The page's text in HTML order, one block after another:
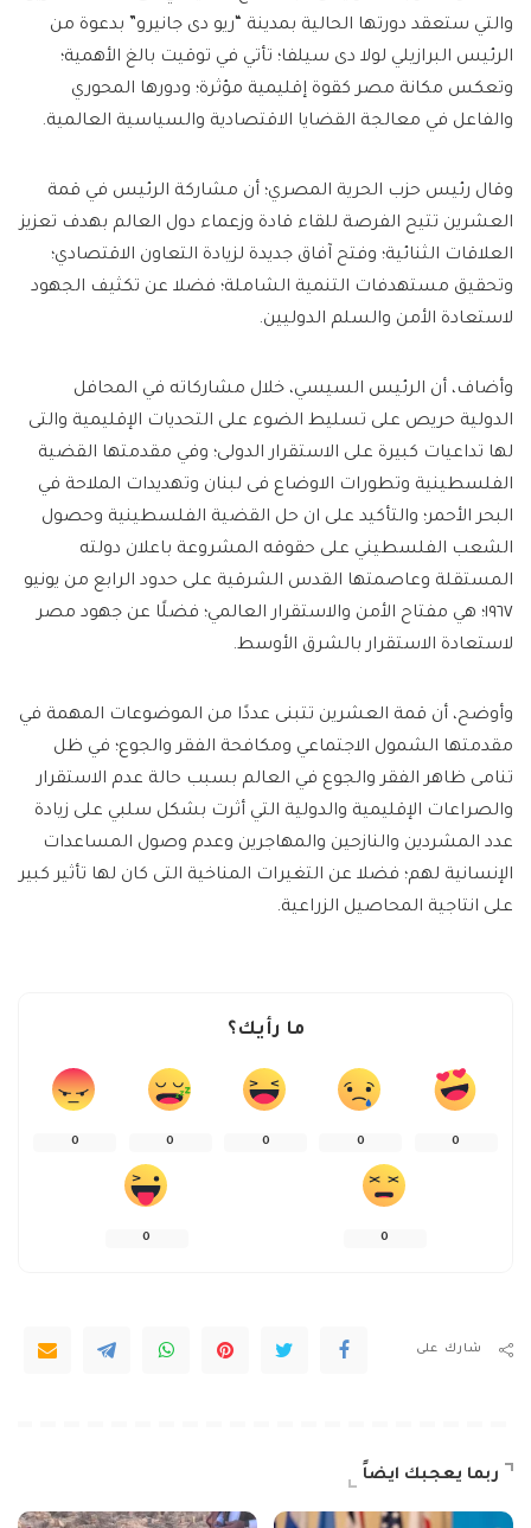
والتي ستعقد دورتها الحالية بمدينة “ريو دى جانيرو” بدعوة من
الرئيس البرازيلي لولا دى سيلفا؛ تأتي في توقيت بالغ الأهمية؛
وتعكس مكانة مصر كقوة إقليمية مؤثرة؛ ودورها المحوري
والفاعل في معالجة القضايا الاقتصادية والسياسية العالمية.
وقال رئيس حزب الحرية المصري؛ أن مشاركة الرئيس في قمة
العشرين تتيح الفرصة للقاء قادة وزعماء دول العالم بهدف تعزيز
العلاقات الثنائية؛ وفتح آفاق جديدة لزيادة التعاون الاقتصادي؛
وتحقيق مستهدفات التنمية الشاملة؛ فضلا عن تكثيف الجهود
لاستعادة الأمن والسلم الدوليين.
وأضاف، أن الرئيس السيسي، خلال مشاركاته في المحافل
الدولية حريص على تسليط الضوء على التحديات الإقليمية والتى
لها تداعيات كبيرة على الاستقرار الدولى؛ وفي مقدمتها القضية
الفلسطينية وتطورات الاوضاع فى لبنان وتهديدات الملاحة في
البحر الأحمر؛ والتأكيد على ان حل القضية الفلسطينية وحصول
الشعب الفلسطيني على حقوقه المشروعة باعلان دولته
المستقلة وعاصمتها القدس الشرقية على حدود الرابع من يونيو
١٩٦٧؛ هي مفتاح الأمن والاستقرار العالمي؛ فضلًا عن جهود مصر
لاستعادة الاستقرار بالشرق الأوسط.
وأوضح، أن قمة العشرين تتبنى عددًا من الموضوعات المهمة في
مقدمتها الشمول الاجتماعي ومكافحة الفقر والجوع؛ في ظل
تنامى ظاهر الفقر والجوع في العالم بسبب حالة عدم الاستقرار
والصراعات الإقليمية والدولية التي أثرت بشكل سلبي على زيادة
عدد المشردين والنازحين والمهاجرين وعدم وصول المساعدات
الإنسانية لهم؛ فضلا عن التغيرات المناخية التى كان لها تأثير كبير
على انتاجية المحاصيل الزراعية.
ما رأيك؟
0
0
0
0
0
0
0
شارك على
ربما يعجبك ايضاً